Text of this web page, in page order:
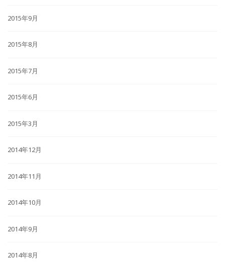
2015年9月
2015年8月
2015年7月
2015年6月
2015年3月
2014年12月
2014年11月
2014年10月
2014年9月
2014年8月